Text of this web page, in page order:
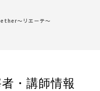
ether～リエーテ～
・講師情報